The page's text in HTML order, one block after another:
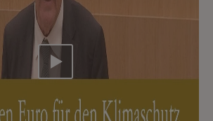
Video abspielen